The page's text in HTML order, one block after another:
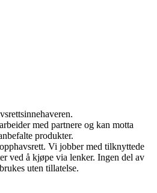
med partnere og kan motta
produkter.
Vi jobber med tilknyttede
ved å kjøpe via lenker. Ingen del av
uten tillatelse.